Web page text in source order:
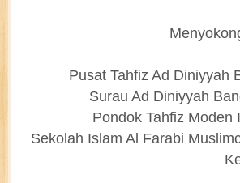
Pusat Tahfiz Ad Diniyyah
Surau Ad Diniyyah
Pondok Tahfiz
Sekolah Islam Al Farabi